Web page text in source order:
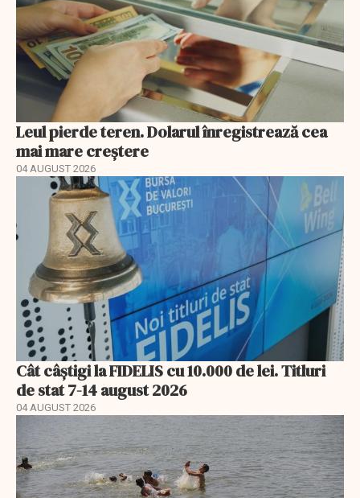
Leul pierde teren. Dolarul înregistrează cea
mai mare creștere
04 AUGUST 2026
Cât câștigi la FIDELIS cu 10.000 de lei. Titluri
de stat 7-14 august 2026
04 AUGUST 2026